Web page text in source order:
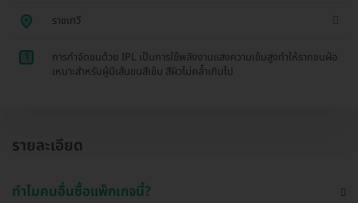
ราชเทวี
1
การกำจัดขนด้วย IPL เป็นการใช้พลังงานแสงความเข้มสูงทำให้รากขนฝ่อ
เหมาะสำหรับผู้มีเส้นขนสีเข้ม สีผิวไม่คล้ำเกินไป
รายละเอียด
ทำไมคนอื่นซื้อแพ็กเกจนี้?